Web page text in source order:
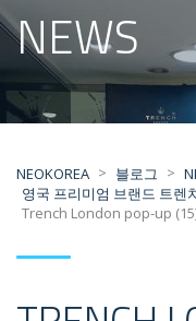
NEWS
NEOKOREA > 블로그 >
영국 프리미엄 브랜드 트렌
Trench London pop-up